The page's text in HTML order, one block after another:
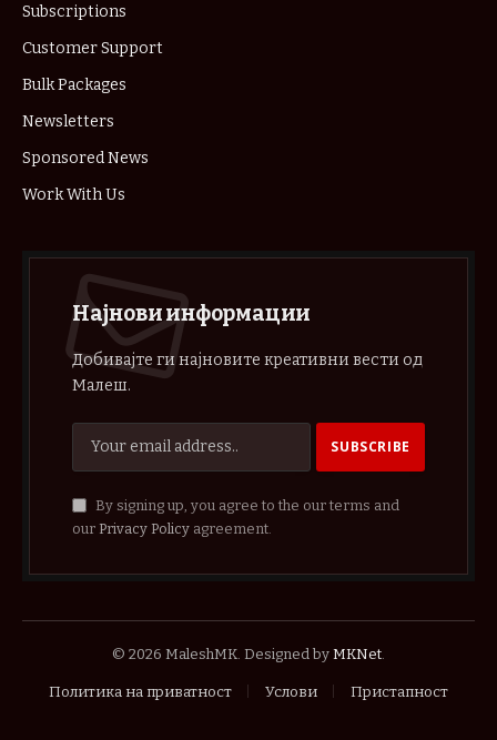
Subscriptions
Customer Support
Bulk Packages
Newsletters
Sponsored News
Work With Us
Најнови информации
Добивајте ги најновите креативни вести од
Малеш.
By signing up, you agree to the our terms and
our Privacy Policyagreement.
© 2026 MaleshMK. Designed by MKNet
Политика на приватност Услови Пристапност